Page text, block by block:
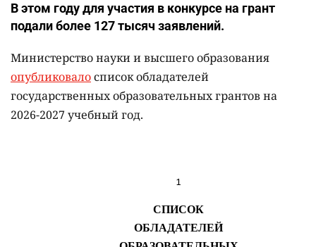
В этом году для участия в конкурсе на грант
подали более 127 тысяч заявлений.
Министерство науки и высшего образования
опубликовалосписок обладателей
государственных образовательных грантов на
2026-2027 учебный год.